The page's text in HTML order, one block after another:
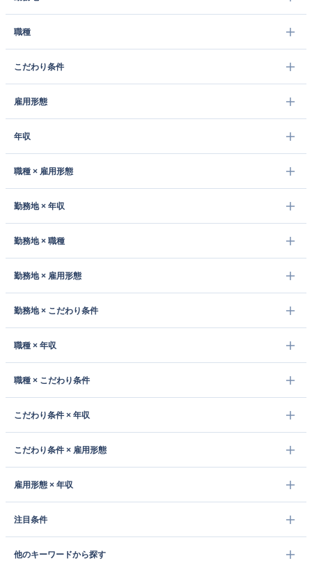
職種
こだわり条件
雇用形態
年収
職種 × 雇用形態
勤務地 × 年収
勤務地 × 職種
勤務地 × 雇用形態
勤務地 × こだわり条件
職種 × 年収
職種 × こだわり条件
こだわり条件 × 年収
こだわり条件 × 雇用形態
雇用形態 × 年収
注目条件
他のキーワードから探す